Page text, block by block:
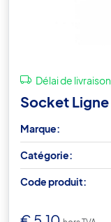
Délai de
Socket
Marque:
Catégorie:
Code produit: